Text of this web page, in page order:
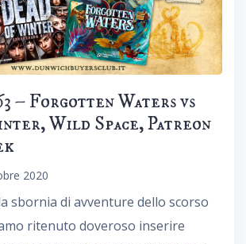
– Forgotten Waters vs
Wild Space, Patreon
2020
sbornia di avventure dello scorso
ritenuto doveroso inserire